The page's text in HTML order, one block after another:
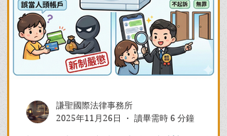
謙聖國際法律事務所
2025年11月26日
讀畢需時 6 分鐘